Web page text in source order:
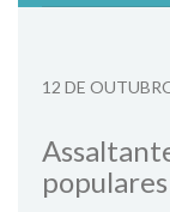
12 DE